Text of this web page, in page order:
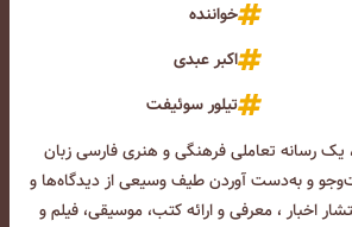
خواننده
اکبر عبدی
تیلور سوئیفت
یک رسانه تعاملی فرهنگی و هنری فارسی زبان
و به‌دست آوردن طیف وسیعی از دیدگاه‌ها و
اخبار ، معرفی و ارائه کتب، موسیقی، فیلم و